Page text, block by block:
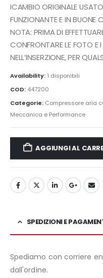
ICAMBIO ORIGINALE
FUNZIONANTE E IN BUONE
NOTA: PRIMA DI
CONFRONTARE LE FOTO E
NELL’INSERZIONE, PER
Availability: 1 disponibili
COD: 447200
Categorie: Compressore aria
Meccanica e Performance
AGGIUNGI AL
SPEDIZIONI E
Spediamo con corriere
dall'ordine.